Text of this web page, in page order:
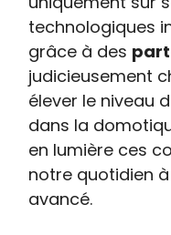
technologiques
grâce à des
judicieusement
élever le niveau
dans la
en lumière ces
notre quotidien
avancé.